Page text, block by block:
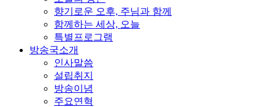
향기로운 오후, 주님과 함께
함께하는 세상, 오늘
특별프로그램
방송국소개
인사말씀
설립취지
방송이념
주요연혁